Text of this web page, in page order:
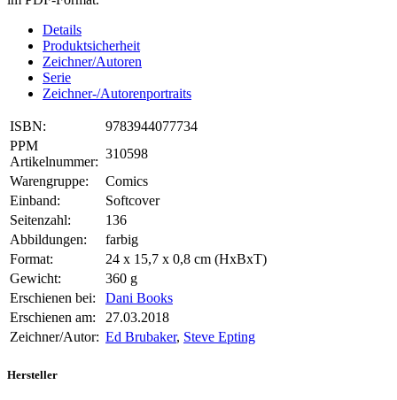
Details
Produktsicherheit
Zeichner/Autoren
Serie
Zeichner-/Autorenportraits
ISBN:
9783944077734
PPM
Artikelnummer:
310598
Warengruppe:
Comics
Einband:
Softcover
Seitenzahl:
136
Abbildungen:
farbig
Format:
24 x 15,7 x 0,8 cm (HxBxT)
Gewicht:
360 g
Erschienen bei:
Dani Books
Erschienen am:
27.03.2018
Zeichner/Autor: Ed Brubaker, Steve Epting
Hersteller